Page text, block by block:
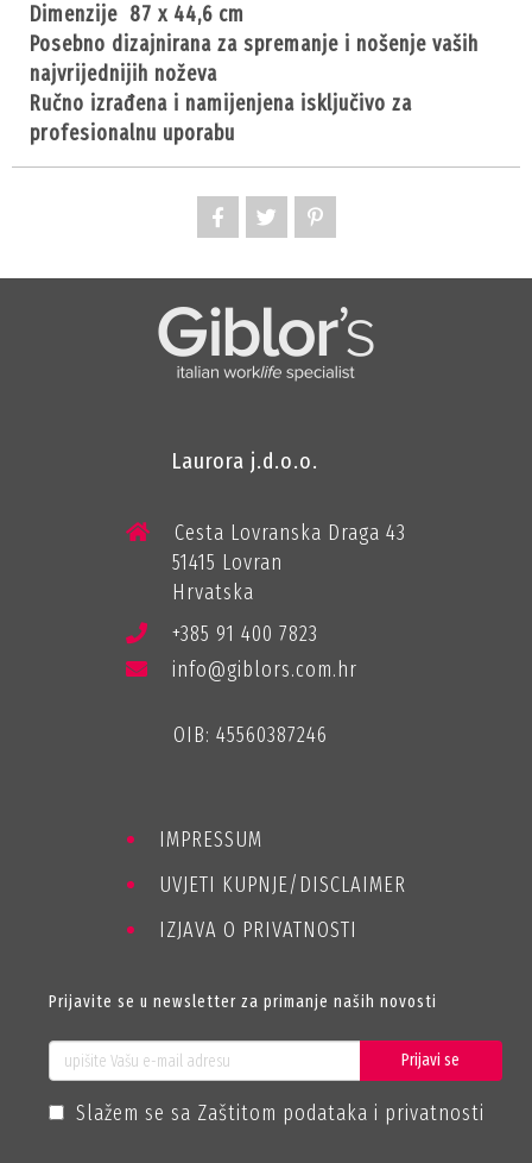
dimenzije 87 x 44,6 cm
posebno dizajnirana za spremanje i nošenje vaših
najvrijednijih noževa
ručno izrađena i namijenjena isključivo za
profesionalnu uporabu
Laurora j.d.o.o.
Cesta Lovranska Draga 43
51415 Lovran
Hrvatska
+385 91 400 7823
info@giblors.com.hr
OIB: 45560387246
IMPRESSUM
UVJETI KUPNJE/DISCLAIMER
IZJAVA O PRIVATNOSTI
Prijavite se u newsletter za primanje naših novosti
Prijavi se
Slažem se sa Zaštitom podataka i privatnosti